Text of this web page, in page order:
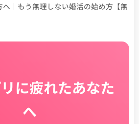
｜もう無理しない婚活の始め方【無
に疲れたあなた
へ